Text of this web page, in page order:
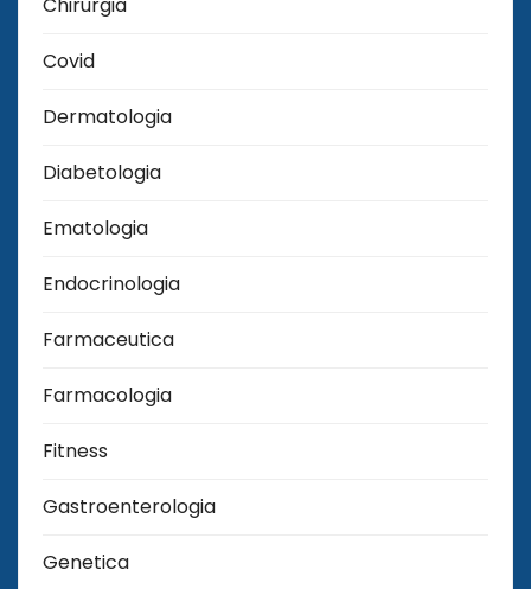
Chirurgia
Covid
Dermatologia
Diabetologia
Ematologia
Endocrinologia
Farmaceutica
Farmacologia
Fitness
Gastroenterologia
Genetica